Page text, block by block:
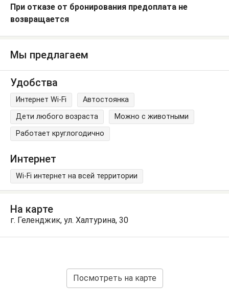
При отказе от бронирования предоплата не
возвращается
Мы предлагаем
Удобства
Интернет Wi-Fi
Автостоянка
Дети любого возраста
Можно с животными
Работает круглогодично
Интернет
Wi-Fi интернет на всей территории
На карте
г. Геленджик, ул. Халтурина, 30
Посмотреть на карте